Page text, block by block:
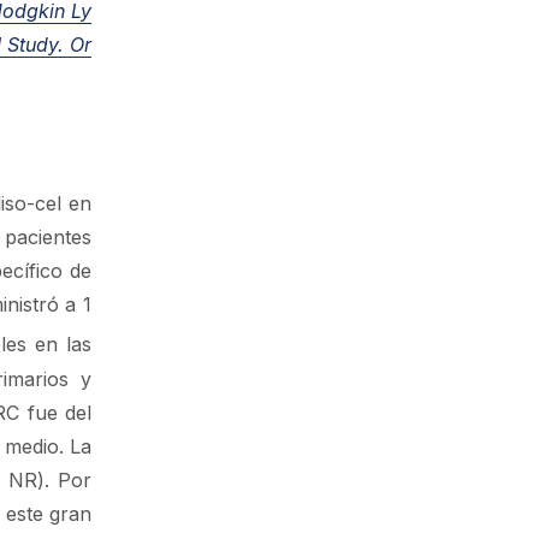
Ly
Or
cel en
de
a 1
en las
y
fue del
La
NR). Por
gran